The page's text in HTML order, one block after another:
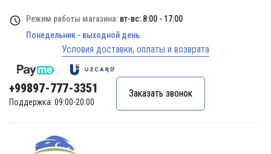
Режим работы магазина: вт-вс: 8:00 - 17:00
Понедельник - выходной день
Условия доставки, оплаты и возврата
+99897-777-3351
Поддержка: 09:00-20:00
Заказать звонок